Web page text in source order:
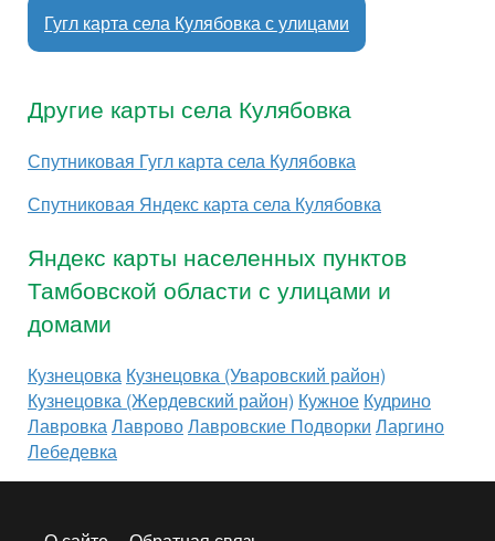
Гугл карта села Кулябовка с улицами
Другие карты села Кулябовка
Спутниковая Гугл карта села Кулябовка
Спутниковая Яндекс карта села Кулябовка
Яндекс карты населенных пунктов
Тамбовской области с улицами и
домами
Кузнецовка Кузнецовка (Уваровский район)
Кузнецовка (Жердевский район) Кужное Кудрино
Лавровка ЛавровоЛавровские Подворки Ларгино
Лебедевка